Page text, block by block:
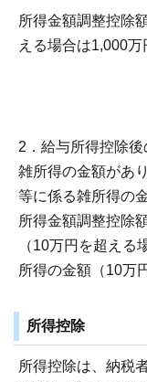
所得金額調整控除
える場合は1,000
2．給与所得控除
雑所得の金額があ
等に係る雑所得の
所得金額調整控除
（10万円を超え
所得の金額（10万
所得控除
所得控除は、納税